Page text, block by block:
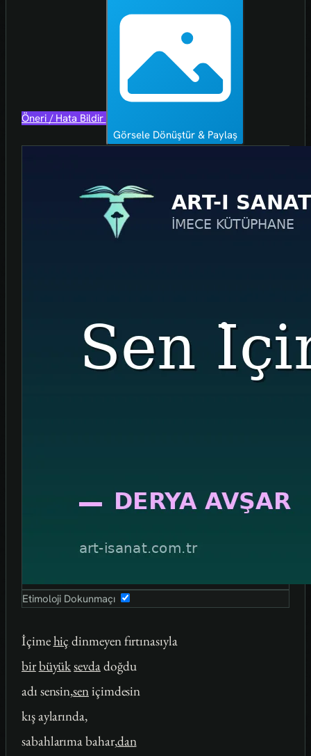
Öneri / Hata Bildir
Görsele Dönüştür & Paylaş
Etimoloji Dokunmaçı
İçimehiç dinmeyen fırtınasıyla
birbüyüksevdadoğdu
adı sensin,seniçimdesin
kış aylarında,
sabahlarıma bahar,dan